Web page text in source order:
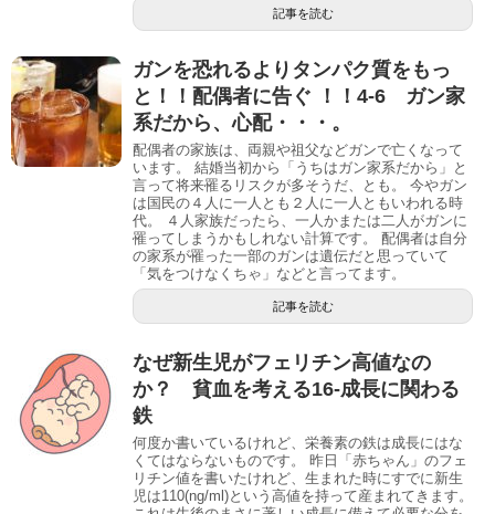
記事を読む
ガンを恐れるよりタンパク質をもっ
と！！配偶者に告ぐ ！！4-6 ガン家
系だから、心配・・・。
配偶者の家族は、両親や祖父などガンで亡くなって
います。 結婚当初から「うちはガン家系だから」と
言って将来罹るリスクが多そうだ、とも。 今やガン
は国民の４人に一人とも２人に一人ともいわれる時
代。 ４人家族だったら、一人かまたは二人がガンに
罹ってしまうかもしれない計算です。 配偶者は自分
の家系が罹った一部のガンは遺伝だと思っていて
「気をつけなくちゃ」などと言ってます。
記事を読む
なぜ新生児がフェリチン高値なの
か？ 貧血を考える16-成長に関わる
鉄
何度か書いているけれど、栄養素の鉄は成長にはな
くてはならないものです。 昨日「赤ちゃん」のフェ
リチン値を書いたけれど、生まれた時にすでに新生
児は110(ng/ml)という高値を持って産まれてきます。